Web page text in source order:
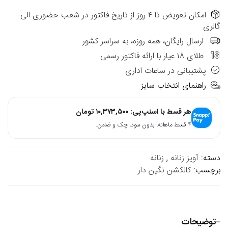
امکان تعویض تا ۴ روز از تاریخ فاکتور در شعب حضوری الی
گالری
ارسال رایگان، همه روزه، به سراسر کشور
طلای ۱۸ عیار با ارائه فاکتور رسمی
پشتیبانی در ساعات اداری
راهنمای انتخاب سایز
هر قسط با اسنپ‌پی: ۱۰,۳۷۳,۵۰۰ تومان
۴ قسط ماهانه. بدون سود، چک و ضامن.
دسته: آویز زنانه , زنانه
برچسب:کالکشن نگین دار
توضیحات